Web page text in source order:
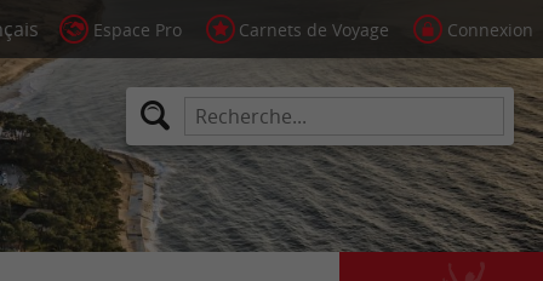
Espace Pro Carnets de Voyage Connexion